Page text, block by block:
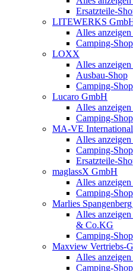
Ersatzteile-
LITEWERKS
Alles
Camping-Shop
LOXX
Alles
Ausbau-Shop
Camping-Shop
Lucaro GmbH
Alles
Camping-Shop
MA-VE
Alles
Camping-Shop
Ersatzteile-
maglassX GmbH
Alles
Camping-Shop
Marlies
Alles
& Co.KG
Camping-Shop
Maxview Vertriebs-
Alles
Camping-Shop